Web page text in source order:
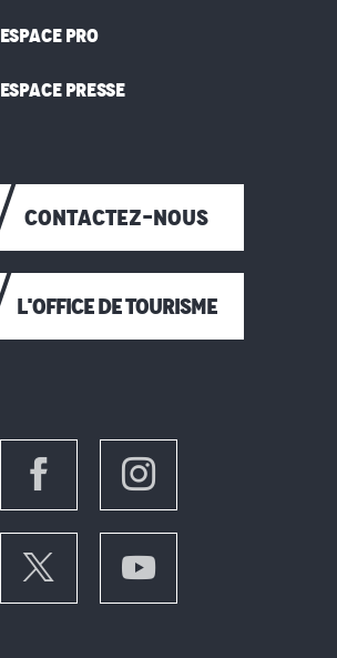
ESPACE PRO
ESPACE PRESSE
CONTACTEZ-NOUS
L'OFFICE DE TOURISME